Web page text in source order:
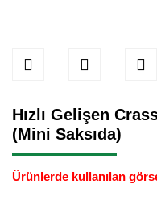
Hızlı Gelişen
(Mini Saksıda)
Ürünlerde kullanılan